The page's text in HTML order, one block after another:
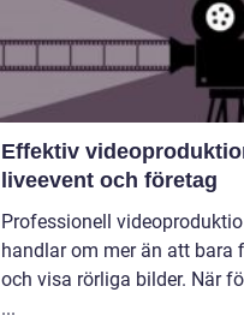
Effektiv
liveevent och företag
Professionell
handlar om mer än att bara
och visa rörliga bilder. När
...